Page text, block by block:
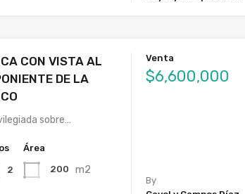
CON VISTA AL
DE LA
sobre…
2
Área
200 m2
Venta
$6,600,000
By